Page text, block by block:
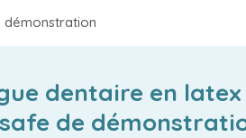
démonstration
dentaire en latex
de